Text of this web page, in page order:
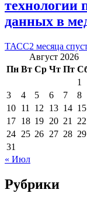
технологии
данных в
ТАСС2 месяца
Август 2026
Пн Вт Ср Чт Пт
1
3
4 5 6 7 8
10 11 12 13 14 15
17 18 19 20 21 22
24 25 26 27 28 29
31
« Июл
Рубрики